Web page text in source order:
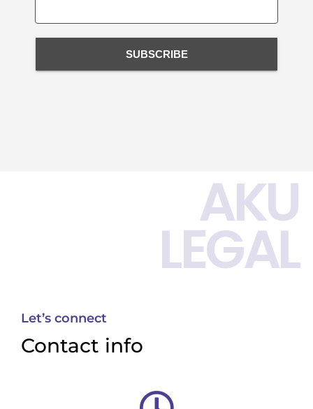
SUBSCRIBE
AKU
LEGAL
Let’s connect
Contact info